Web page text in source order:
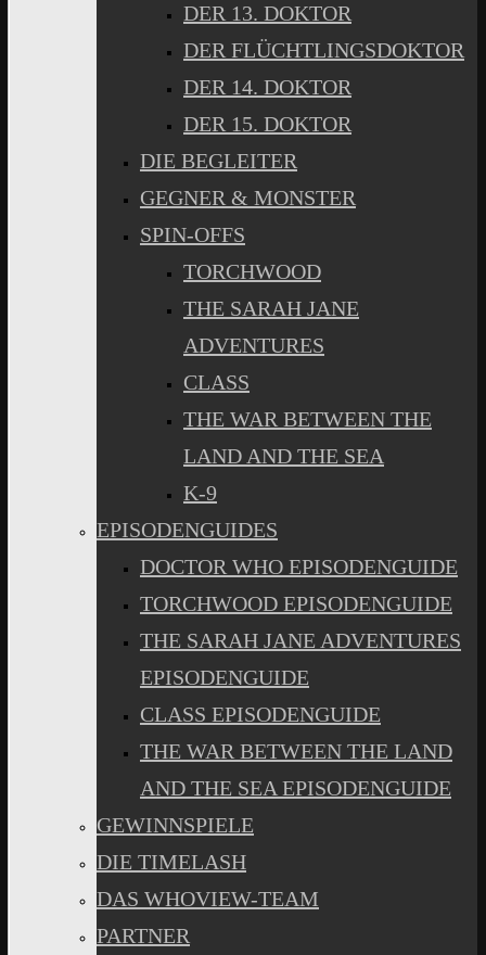
DER 13. DOKTOR
DER FLÜCHTLINGSDOKTOR
DER 14. DOKTOR
DER 15. DOKTOR
DIE BEGLEITER
GEGNER & MONSTER
SPIN-OFFS
TORCHWOOD
THE SARAH JANE
ADVENTURES
CLASS
THE WAR BETWEEN THE
LAND AND THE SEA
K-9
EPISODENGUIDES
DOCTOR WHO EPISODENGUIDE
TORCHWOOD EPISODENGUIDE
THE SARAH JANE ADVENTURES
EPISODENGUIDE
CLASS EPISODENGUIDE
THE WAR BETWEEN THE LAND
AND THE SEA EPISODENGUIDE
GEWINNSPIELE
DIE TIMELASH
DAS WHOVIEW-TEAM
PARTNER